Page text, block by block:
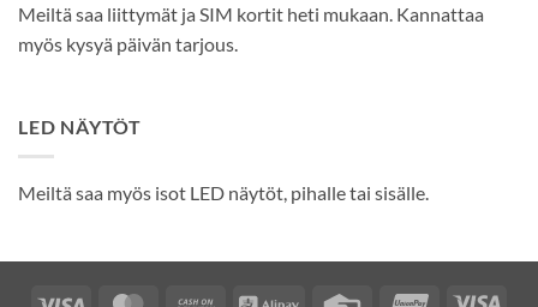
Meiltä saa liittymät ja SIM kortit heti mukaan. Kannattaa
myös kysyä päivän tarjous.
LED NÄYTÖT
Meiltä saa myös isot LED näytöt, pihalle tai sisälle.
Visa MasterCardCash Alipay Credit UnionPayVisa